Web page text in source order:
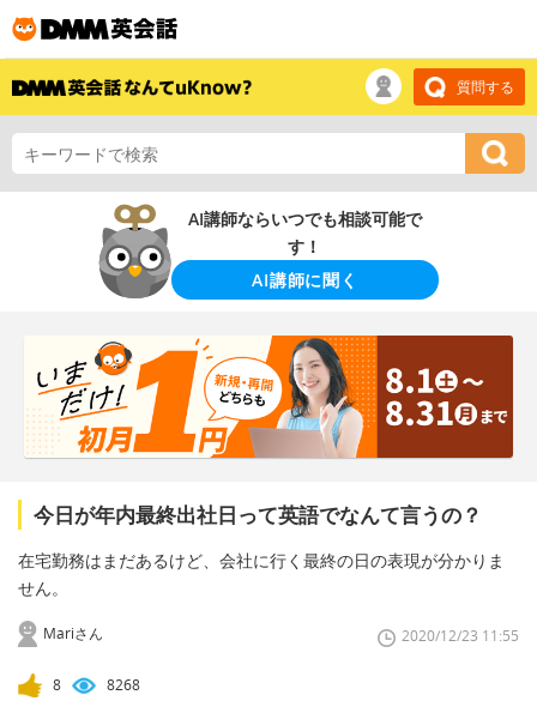
質問する
AI講師ならいつでも相談可能で
す！
AI講師に聞く
今日が年内最終出社日って英語でなんて言うの？
在宅勤務はまだあるけど、会社に行く最終の日の表現が分かりま
せん。
Mariさん 2020/12/23 11:55
8 8268